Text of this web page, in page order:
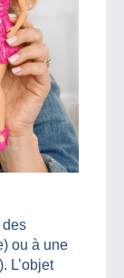
des
ou à une
L’objet